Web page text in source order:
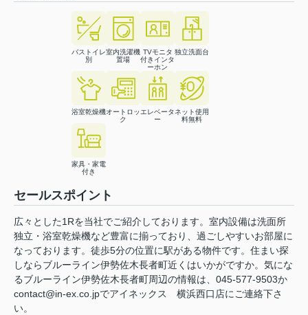
バストイレ
別
室内洗濯機
置場
TVモニタ
付きインタ
ーホン
独立洗面台
浴室乾燥機オートロッ
ク
エレベータ
ー
ネット使用
料無料
家具・家電
付き
セールスポイント
広々とした1Rを当社でご紹介しております。室内設備は洗面所
独立・浴室乾燥機など豊富に揃っており、過ごしやすいお部屋に
なっております。徒歩5分の位置に駅がある物件です。住まい探
しならブルーライン伊勢佐木長者町近くはいかがですか。気にな
るブルーライン伊勢佐木長者町周辺の情報は、045-577-9503か
contact@in-ex.co.jpでアイネックス 横浜西口店にご連絡下さ
い。